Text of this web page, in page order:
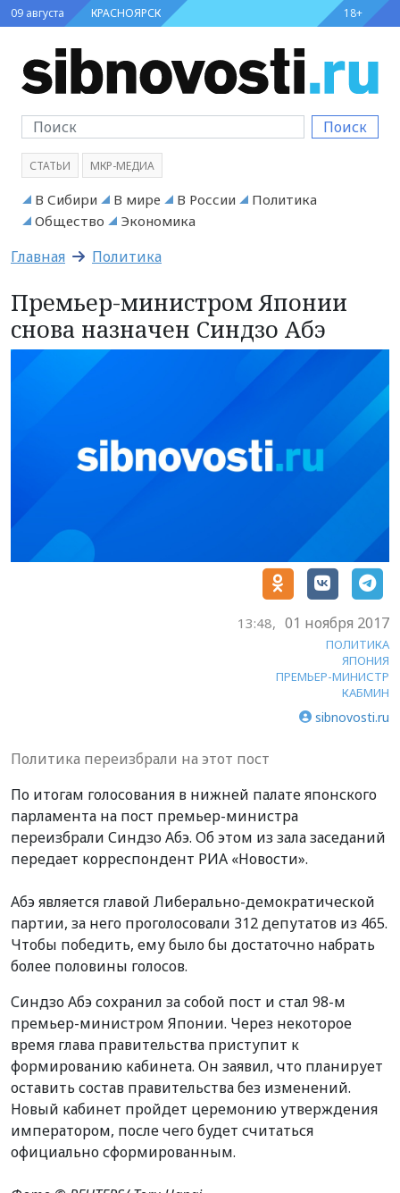
09 августа КРАСНОЯРСК 18+
Поиск
СТАТЬИ МКР-МЕДИА
В Сибири В мире В России
Политика
Общество
Экономика
Главная Политика
Премьер-министром Японии
снова назначен Синдзо Абэ
13:48, 01 ноября 2017
ПОЛИТИКА
ЯПОНИЯ
ПРЕМЬЕР-МИНИСТР
КАБМИН
sibnovosti.ru
Политика переизбрали на этот пост
По итогам голосования в нижней палате японского
парламента на пост премьер-министра
переизбрали Синдзо Абэ. Об этом из зала заседаний
передает корреспондент РИА «Новости».
Абэявляется главой Либерально-демократической
партии, за него проголосовали 312 депутатов из 465.
Чтобы победить, ему было бы достаточно набрать
более половины голосов.
СиндзоАбэ сохранил за собой пост и стал 98-м
премьер-министром Японии. Через некоторое
время глава правительства приступит к
формированию кабинета. Он заявил, что планирует
оставить состав правительства без изменений.
Новый кабинет пройдет церемонию утверждения
императором, после чего будет считаться
официально сформированным.